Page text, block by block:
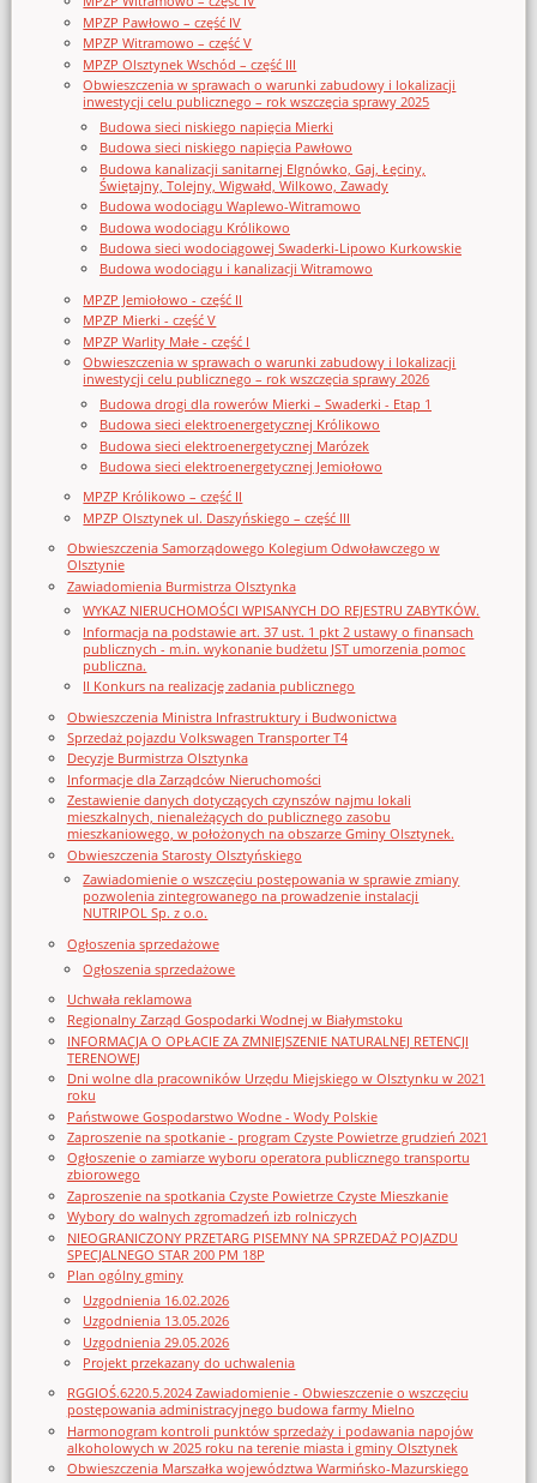
MPZP Pawłowo – część IV
MPZP Witramowo – część V
MPZP Olsztynek Wschód – część III
Obwieszczenia w sprawach o warunki zabudowy i lokalizacji
inwestycji celu publicznego – rok wszczęcia sprawy 2025
Budowa sieci niskiego napięcia Mierki
Budowa sieci niskiego napięcia Pawłowo
Budowa kanalizacji sanitarnej Elgnówko, Gaj, Łęciny,
Świętajny, Tolejny, Wigwałd, Wilkowo, Zawady
Budowa wodociągu Waplewo-Witramowo
Budowa wodociągu Królikowo
Budowa sieci wodociągowej Swaderki-Lipowo Kurkowskie
Budowa wodociągu i kanalizacji Witramowo
MPZP Jemiołowo - część II
MPZP Mierki - część V
MPZP Warlity Małe - część I
Obwieszczenia w sprawach o warunki zabudowy i lokalizacji
inwestycji celu publicznego – rok wszczęcia sprawy 2026
Budowa drogi dla rowerów Mierki – Swaderki - Etap 1
Budowa sieci elektroenergetycznej Królikowo
Budowa sieci elektroenergetycznej Marózek
Budowa sieci elektroenergetycznej Jemiołowo
MPZP Królikowo – część II
MPZP Olsztynek ul. Daszyńskiego – część III
Obwieszczenia Samorządowego Kolegium Odwoławczego w
Olsztynie
Zawiadomienia Burmistrza Olsztynka
WYKAZ NIERUCHOMOŚCI WPISANYCH DO REJESTRU ZABYTKÓW.
Informacja na podstawie art. 37 ust. 1 pkt 2 ustawy o finansach
publicznych - m.in. wykonanie budżetu JST umorzenia pomoc
publiczna.
II Konkurs na realizację zadania publicznego
Obwieszczenia Ministra Infrastruktury i Budwonictwa
Sprzedaż pojazdu Volkswagen Transporter T4
Decyzje Burmistrza Olsztynka
Informacje dla Zarządców Nieruchomości
Zestawienie danych dotyczących czynszów najmu lokali
mieszkalnych, nienależących do publicznego zasobu
mieszkaniowego, w położonych na obszarze Gminy Olsztynek.
Obwieszczenia Starosty Olsztyńskiego
Zawiadomienie o wszczęciu postępowania w sprawie zmiany
pozwolenia zintegrowanego na prowadzenie instalacji
NUTRIPOL Sp. z o.o.
Ogłoszenia sprzedażowe
Ogłoszenia sprzedażowe
Uchwała reklamowa
Regionalny Zarząd Gospodarki Wodnej w Białymstoku
INFORMACJA O OPŁACIE ZA ZMNIEJSZENIE NATURALNEJ RETENCJI
TERENOWEJ
Dni wolne dla pracowników Urzędu Miejskiego w Olsztynku w 2021
roku
Państwowe Gospodarstwo Wodne - Wody Polskie
Zaproszenie na spotkanie - program Czyste Powietrze grudzień 2021
Ogłoszenie o zamiarze wyboru operatora publicznego transportu
zbiorowego
Zaproszenie na spotkania Czyste Powietrze Czyste Mieszkanie
Wybory do walnych zgromadzeń izb rolniczych
NIEOGRANICZONY PRZETARG PISEMNY NA SPRZEDAŻ POJAZDU
SPECJALNEGO STAR 200 PM 18P
Plan ogólny gminy
Uzgodnienia 16.02.2026
Uzgodnienia 13.05.2026
Uzgodnienia 29.05.2026
Projekt przekazany do uchwalenia
RGGIOŚ.6220.5.2024 Zawiadomienie - Obwieszczenie o wszczęciu
postępowania administracyjnego budowa farmy Mielno
Harmonogram kontroli punktów sprzedaży i podawania napojów
alkoholowych w 2025 roku na terenie miasta i gminy Olsztynek
Obwieszczenia Marszałka województwa Warmińsko-Mazurskiego